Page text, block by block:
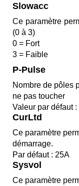
Slowacc
Ce paramètre
(0 à 3)
0 = Fort
3 = Faible
P-Pulse
Nombre de pôles
ne pas toucher
Valeur par défaut :
CurLtd
Ce paramètre
démarrage.
Par défaut : 25A
Sysvol
Ce paramètre